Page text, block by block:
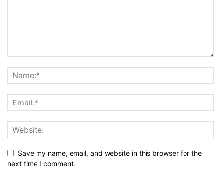
Save my name, email, and website in this browser for the
next time I comment.